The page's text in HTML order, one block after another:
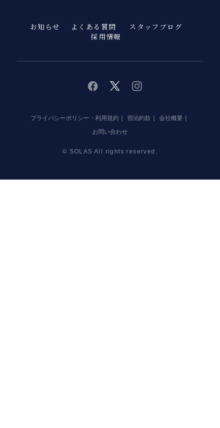
お知らせ よくある質問
スタッフブログ
採用情報
facebooktwitterinstagram
プライバシーポリシー・利用規約 宿泊約款
会社概要
お問い合わせ
© SOLAS All rights reserved.